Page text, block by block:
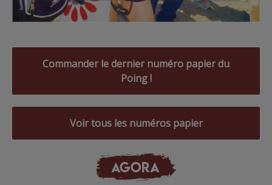
Commander le dernier numéro papier du
Poing !
Voir tous les numéros papier
AGORA